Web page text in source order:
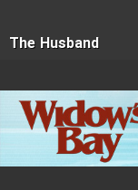
The Husband